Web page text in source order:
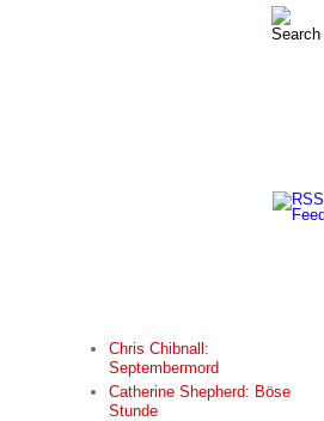
Chris Chibnall:
Septembermord
Catherine Shepherd: Böse
Stunde